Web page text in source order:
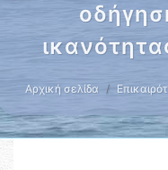
Αρχική σελίδα